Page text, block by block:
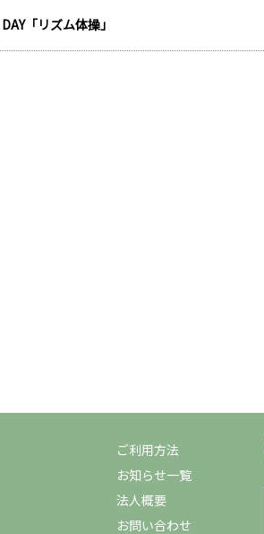
「リズム体操」
ご利用方法
お知らせ一覧
法人概要
お問い合わせ